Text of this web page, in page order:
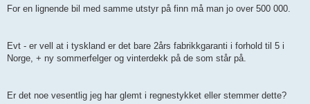
For en lignende bil med samme utstyr på finn må man jo over 500 000.
Evt - er vell at i tyskland er det bare 2års fabrikkgaranti i forhold til 5 i
Norge, + ny sommerfelger og vinterdekk på de som står på.
Er det noe vesentlig jeg har glemt i regnestykket eller stemmer dette?